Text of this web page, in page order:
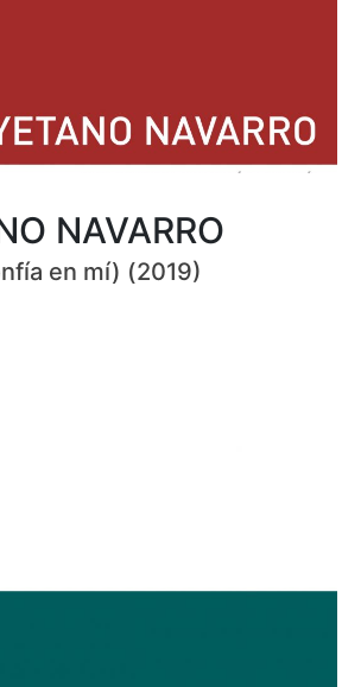
NAVARRO
en mí) (2019)